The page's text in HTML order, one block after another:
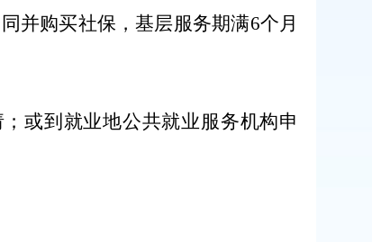
并购买社保，基层服务期满6个月
；或到就业地公共就业服务机构申